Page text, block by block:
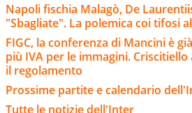
Napoli fischia Malagò, De
"Sbagliate". La polemica coi tifosi
FIGC, la conferenza di Mancini è
più IVA per le immagini.
il regolamento
Prossime partite e calendario
Tutte le notizie dell'Inter